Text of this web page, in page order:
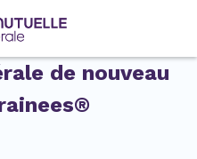
de nouveau